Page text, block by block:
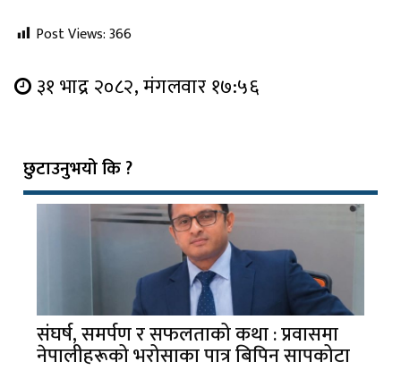
Post Views:366
३१ भाद्र २०८२, मंगलवार १७:५६
छुटाउनुभयो कि ?
संघर्ष, समर्पण र सफलताको कथा : प्रवासमा
नेपालीहरूको भरोसाका पात्र बिपिन सापकोटा